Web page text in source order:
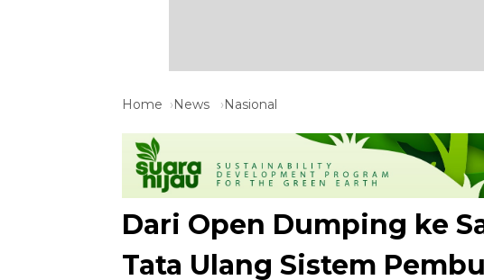
Home News Nasional
Dari Open Dumping ke
Tata Ulang Sistem